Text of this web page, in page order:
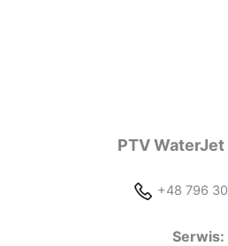
PTV WaterJet
+48 796
Serwis: